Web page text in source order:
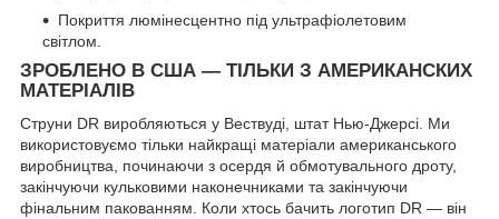
Покриття люмінесцентно під ультрафіолетовим
світлом.
ЗРОБЛЕНО В США — ТІЛЬКИ З АМЕРИКАНСКИХ
МАТЕРІАЛІВ
Струни DR виробляються у Вествуді, штат Нью-Джерсі. Ми
використовуємо тільки найкращі матеріали американського
виробництва, починаючи з осердя й обмотувального дроту,
закінчуючи кульковими наконечниками та закінчуючи
фінальним пакованням. Коли хтось бачить логотип DR — він